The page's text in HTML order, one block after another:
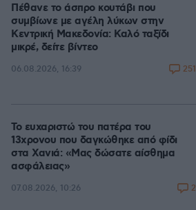
Πέθανε το άσπρο κουτάβι που
συμβίωνε με αγέλη λύκων στην
Κεντρική Μακεδονία: Καλό ταξίδι
μικρέ, δείτε βίντεο
06.08.2026, 16:39 251
Το ευχαριστώ του πατέρα του
13χρονου που δαγκώθηκε από φίδι
στα Χανιά: «Μας δώσατε αίσθημα
ασφάλειας»
07.08.2026, 10:26 2